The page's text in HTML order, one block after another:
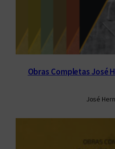
Obras Completas José
José